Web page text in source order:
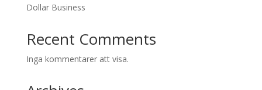
Dollar Business
Recent Comments
Inga kommentarer att visa.